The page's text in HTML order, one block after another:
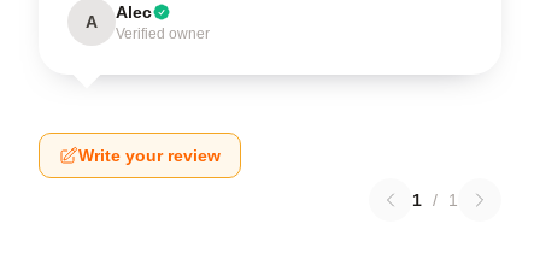
A Alec
Verified owner
Write your review
1 / 1